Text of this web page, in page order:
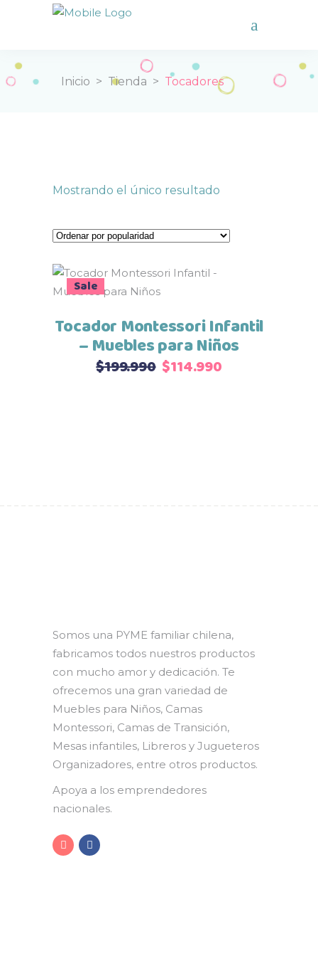
Inicio > Tienda > Tocadores
Mostrando el único resultado
SaleSeleccionar opciones
Tocador Montessori Infantil
– Muebles para Niños
$199.990 El
$114.990El
Somos una PYME familiar chilena,
fabricamos todos nuestros productos
con mucho amor y dedicación. Te
ofrecemos una gran variedad de
Muebles para Niños, Camas
Montessori, Camas de Transición,
Mesas infantiles, Libreros y Jugueteros
Organizadores, entre otros productos.
Apoya a los emprendedores
nacionales.